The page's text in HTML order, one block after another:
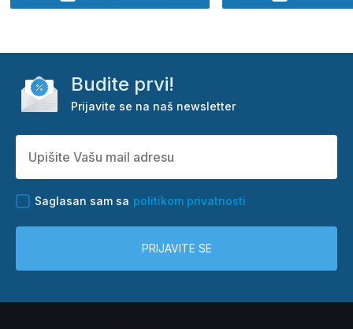
Budite prvi!
Prijavite se na naš newsletter
Saglasan sam sa politikom privatnosti
PRIJAVITE SE